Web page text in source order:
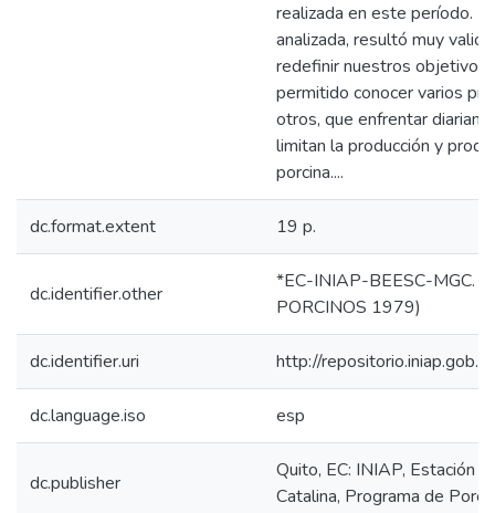
realizada en este período.
analizada, resultó muy
redefinir nuestros objetivos
permitido conocer varios
otros, que enfrentar
limitan la producción y
porcina....
dc.format.extent 19 p.
dc.identifier.other
*EC-INIAP-BEESC-MGC.
PORCINOS 1979)
dc.identifier.uri http://
dc.language.iso esp
dc.publisher
Quito, EC: INIAP, Estación
Catalina, Programa de